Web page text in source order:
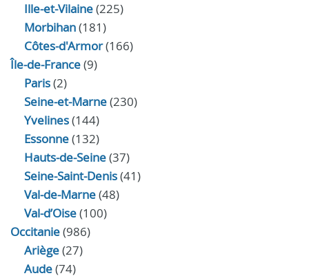
Ille-et-Vilaine(225)
Morbihan(181)
Côtes-d'Armor(166)
Île-de-France(9)
Paris(2)
Seine-et-Marne(230)
Yvelines(144)
Essonne(132)
Hauts-de-Seine(37)
Seine-Saint-Denis(41)
Val-de-Marne(48)
Val-d’Oise(100)
Occitanie(986)
Ariège(27)
Aude(74)